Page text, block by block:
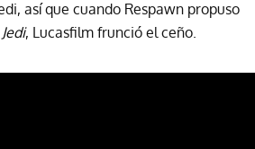
así que cuando Respawn propuso
, Lucasfilm frunció el ceño.